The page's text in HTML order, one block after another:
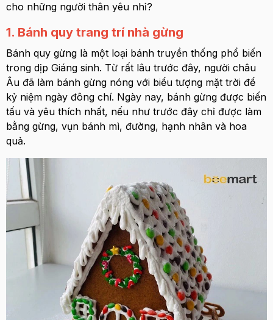
cho những người thân yêu nhỉ?
1. Bánh quy trang trí nhà gừng
Bánh quy gừng là một loại bánh truyền thống phổ biến
trong dịp Giáng sinh. Từ rất lâu trước đây, người châu
Âu đã làm bánh gừng nóng với biểu tượng mặt trời để
kỷ niệm ngày đông chí. Ngày nay, bánh gừng được biến
tấu và yêu thích nhất, nếu như trước đây chỉ được làm
bằng gừng, vụn bánh mì, đường, hạnh nhân và hoa
quả.